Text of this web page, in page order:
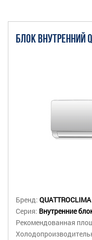
БЛОК ВНУТРЕННИЙ
Бренд: QUATTROCLIMA
Серия: Внутренние
Рекомендованная